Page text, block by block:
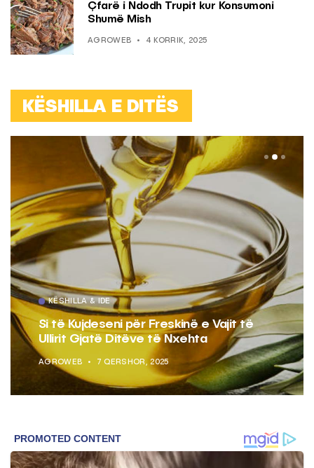
Çfarë i Ndodh Trupit kur Konsumoni
Shumë Mish
AGROWEB 4 KORRIK, 2025
KËSHILLA E DITËS
KËSHILLA & IDE
Si të Kujdeseni për Freskinë e Vajit të
Ullirit Gjatë Ditëve të Nxehta
AGROWEB 7 QERSHOR, 2025